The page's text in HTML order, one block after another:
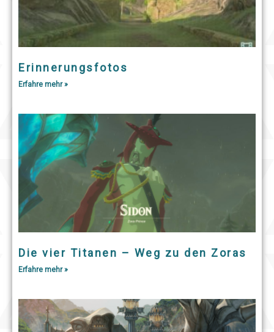
Erinnerungsfotos
Erfahre mehr »
Die vier Titanen – Weg zu den Zoras
Erfahre mehr »